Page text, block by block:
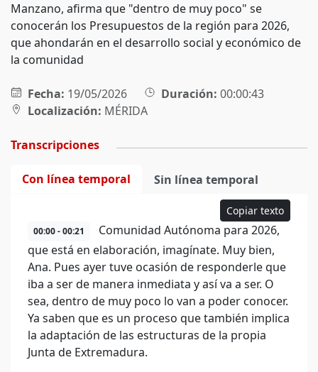
Manzano, afirma que "dentro de muy poco" se
conocerán los Presupuestos de la región para 2026,
que ahondarán en el desarrollo social y económico de
la comunidad
Fecha: 19/05/2026 Duración: 00:00:43
Localización: MÉRIDA
Transcripciones
Con línea temporal Sin línea temporal
Copiar texto
00:00 - 00:21
Comunidad Autónoma para 2026,
que está en elaboración, imagínate. Muy bien,
Ana. Pues ayer tuve ocasión de responderle que
iba a ser de manera inmediata y así va a ser. O
sea, dentro de muy poco lo van a poder conocer.
Ya saben que es un proceso que también implica
la adaptación de las estructuras de la propia
Junta de Extremadura.